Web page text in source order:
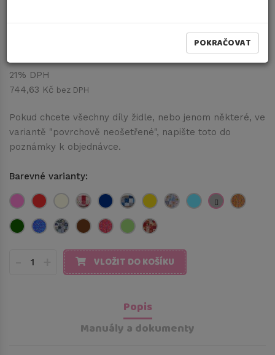
21% DPH
744,63 Kč bez DPH
Pokud chcete všechny díly židle, nebo jenom některé, ve
variantě "povrchově neošetřené", napište toto do
poznámky k objednávce.
Barevné varianty:
VLOŽIT DO KOŠÍKU
Popis
Manuály a dokumenty
POKRAČOVAT